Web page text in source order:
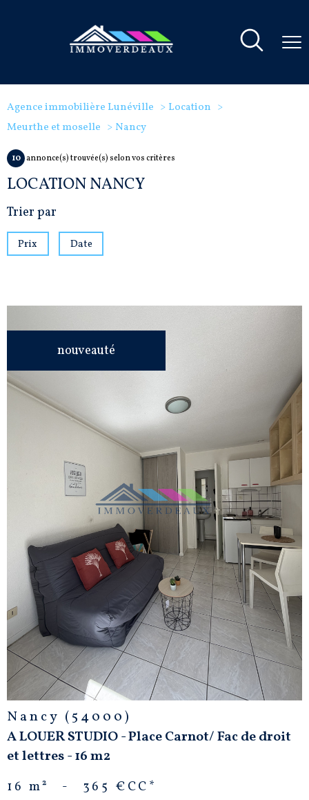
Agence immobilière Lunéville
Location
Meurthe et moselle
Nancy
10 annonce(s) trouvée(s) selon vos critères
LOCATION NANCY
Trier par
Prix Date
nouveauté
VOIR LE
BIEN
Nancy (54000)
A LOUER STUDIO - Place Carnot/ Fac de droit
et lettres - 16 m2
16 m² - 365 € CC*